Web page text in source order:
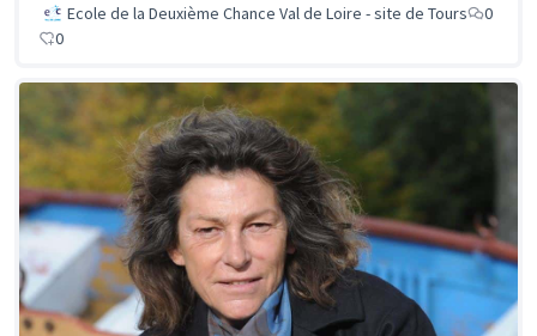
Ecole de la Deuxième Chance Val de Loire - site de Tours
0
0